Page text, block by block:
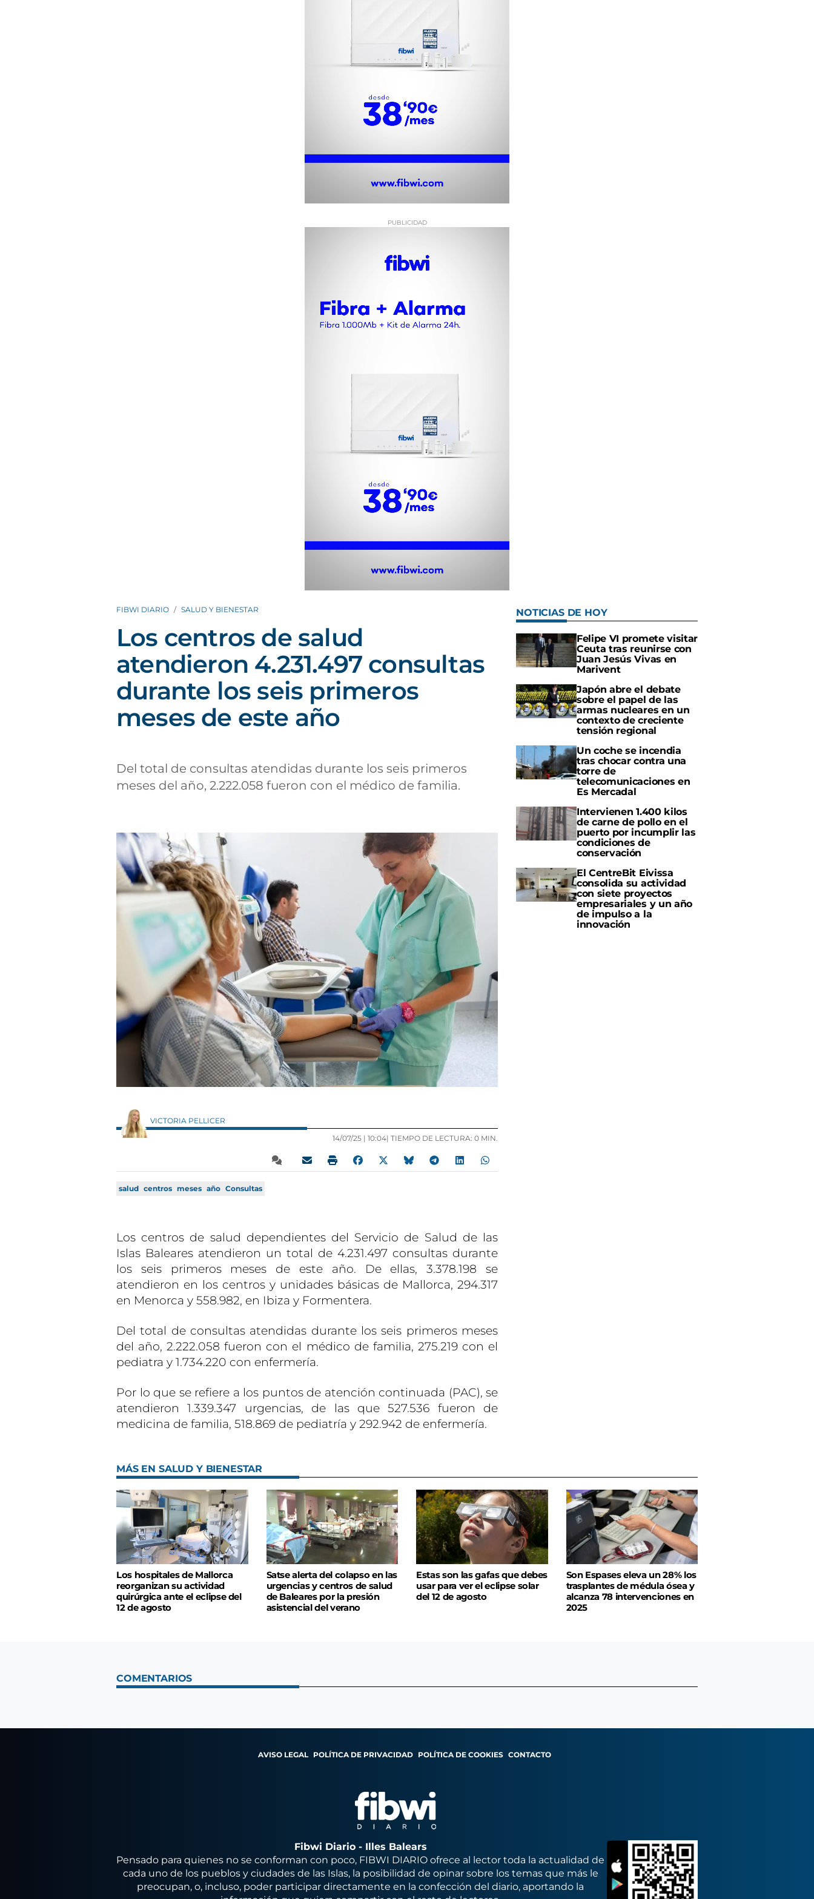
FIBWI DIARIO SALUD Y BIENESTAR
Los centros de salud
atendieron 4.231.497 consultas
durante los seis primeros
meses de este año
Del total de consultas atendidas durante los seis primeros
meses del año, 2.222.058 fueron con el médico de familia.
VICTORIA PELLICER
14/07/25 | 10:04| TIEMPO DE LECTURA: 0 MIN.
salud centros meses año Consultas
Los centros de salud dependientes del Servicio de Salud de las
Islas Baleares atendieron un total de 4.231.497 consultas durante
los seis primeros meses de este año. De ellas, 3.378.198 se
atendieron en los centros y unidades básicas de Mallorca, 294.317
en Menorca y 558.982, en Ibiza y Formentera.
Del total de consultas atendidas durante los seis primeros meses
del año, 2.222.058 fueron con el médico de familia, 275.219 con el
pediatra y 1.734.220 con enfermería.
Por lo que se refiere a los puntos de atención continuada (PAC), se
atendieron 1.339.347 urgencias, de las que 527.536 fueron de
medicina de familia, 518.869 de pediatría y 292.942 de enfermería.
NOTICIAS DE HOY
Felipe VI promete visitar
Ceuta tras reunirse con
Juan Jesús Vivas en
Marivent
Japón abre el debate
sobre el papel de las
armas nucleares en un
contexto de creciente
tensión regional
Un coche se incendia
tras chocar contra una
torre de
telecomunicaciones en
Es Mercadal
Intervienen 1.400 kilos
de carne de pollo en el
puerto por incumplir las
condiciones de
conservación
El CentreBit Eivissa
consolida su actividad
con siete proyectos
empresariales y un año
de impulso a la
innovación
MÁS EN SALUD Y BIENESTAR
Los hospitales de Mallorca
reorganizan su actividad
quirúrgica ante el eclipse del
12 de agosto
Satse alerta del colapso en las
urgencias y centros de salud
de Baleares por la presión
asistencial del verano
Estas son las gafas que debes
usar para ver el eclipse solar
del 12 de agosto
Son Espases eleva un 28% los
trasplantes de médula ósea y
alcanza 78 intervenciones en
2025
COMENTARIOS
AVISO LEGAL POLÍTICA DE PRIVACIDAD POLÍTICA DE COOKIES CONTACTO
Fibwi Diario - Illes Balears
Pensado para quienes no se conforman con poco, FIBWI DIARIO ofrece al lector toda la actualidad de
cada uno de los pueblos y ciudades de las Islas, la posibilidad de opinar sobre los temas que más le
preocupan, o, incluso, poder participar directamente en la confección del diario, aportando la